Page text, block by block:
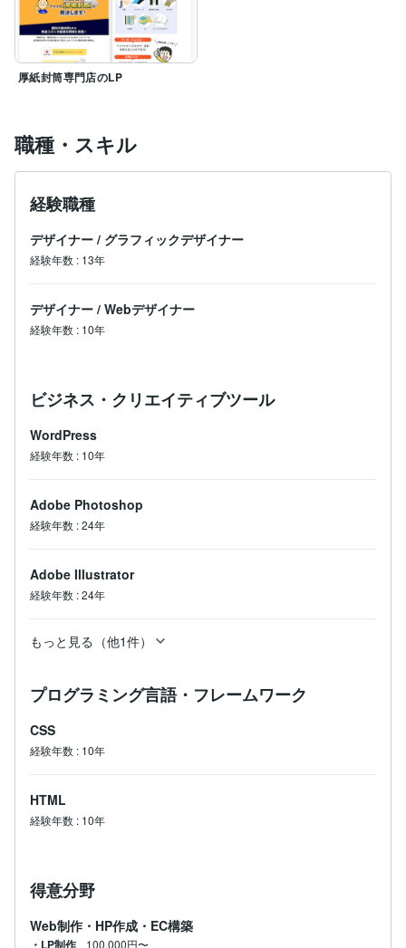
厚紙封筒専門店のLP
職種・スキル
経験職種
デザイナー / グラフィックデザイナー
経験年数 : 13年
デザイナー / Webデザイナー
経験年数 : 10年
ビジネス・クリエイティブツール
WordPress
経験年数 : 10年
Adobe Photoshop
経験年数 :24年
Adobe Illustrator
経験年数 :24年
もっと見る（他1件）
プログラミング言語・フレームワーク
CSS
経験年数 : 10年
HTML
経験年数 : 10年
得意分野
Web制作・HP作成・EC構築
・LP制作
100,000円〜